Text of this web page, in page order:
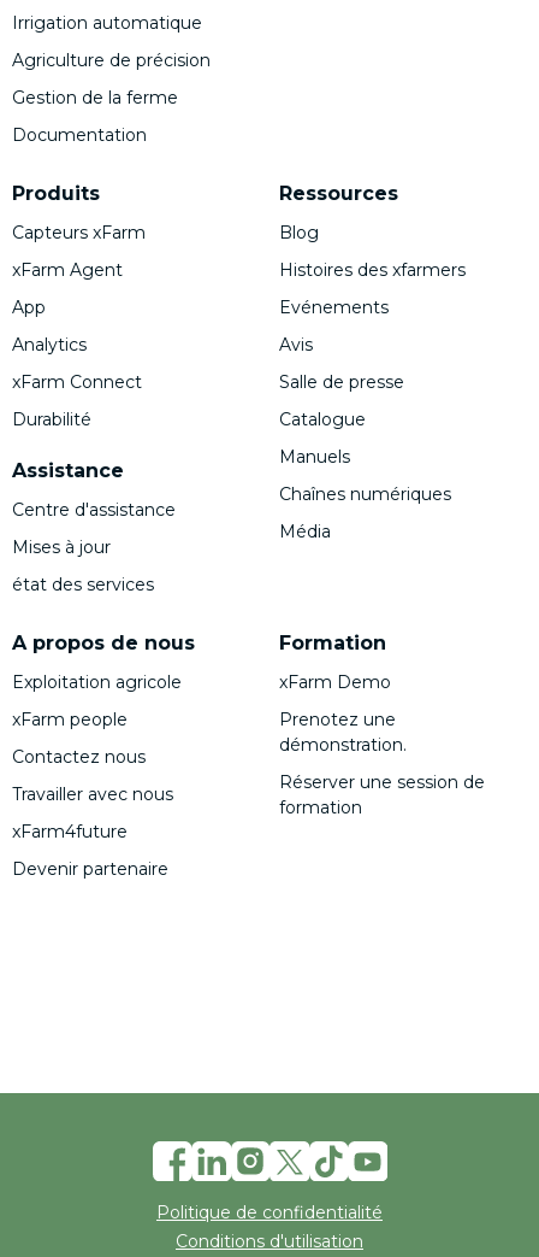
Irrigation automatique
Agriculture de précision
Gestion de la ferme
Documentation
Produits
Capteurs xFarm
xFarm Agent
App
Analytics
xFarm Connect
Durabilité
Assistance
Centre d'assistance
Mises à jour
état des services
A propos de nous
Exploitation agricole
xFarm people
Contactez nous
Travailler avec nous
xFarm4future
Devenir partenaire
Ressources
Blog
Histoires des xfarmers
Evénements
Avis
Salle de presse
Catalogue
Manuels
Chaînes numériques
Média
Formation
xFarm Demo
Prenotez une
démonstration.
Réserver une session de
formation
Politique de confidentialité
Conditions d'utilisation